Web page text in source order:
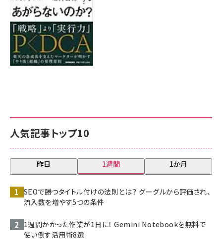
人気記事トップ10
昨日 1週間 1か月
SEOで勝つタイトル付けの法則とは？ グーグルから評価され、
流入数を増やす5つの条件
1週間かかった作業が1日に！ Gemini Notebookを無料で
使い倒す活用術8選